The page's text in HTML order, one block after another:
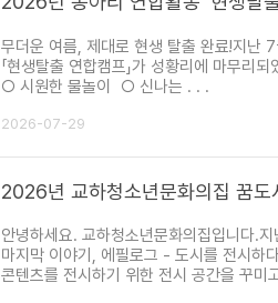
무더운 여름, 제대로 현생 탈출 완료!지난
「현생탈출 연합캠프」가 성황리에 마무
○ 시원한 물놀이 ○ 신나는 . . .
2026-07-29
2026년 교하청소년문화의집 꿈
안녕하세요. 교하청소년문화의집입니다.
마지막 이야기, 에필로그 - 도시를 전시하
콘텐츠를 전시하기 위한 전시 공간을 꾸미